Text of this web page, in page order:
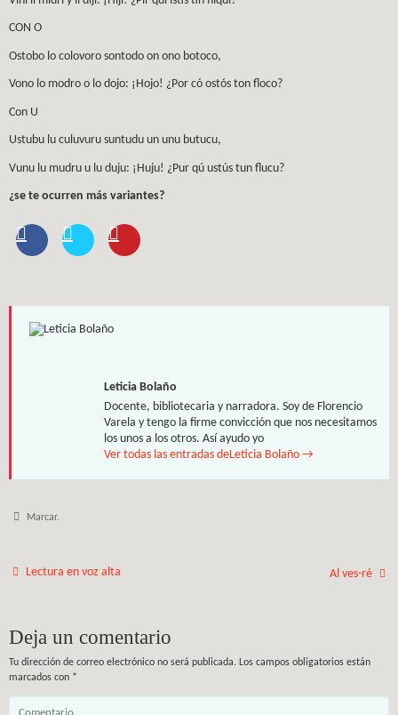
CON O
Ostobo lo colovoro sontodo on ono botoco,
Vono lo modro o lo dojo: ¡Hojo! ¿Por có ostós ton floco?
Con U
Ustubu lu culuvuru suntudu un unu butucu,
Vunu lu mudru u lu duju: ¡Huju! ¿Pur qú ustús tun flucu?
¿se te ocurren más variantes?
Leticia Bolaño
Docente, bibliotecaria y narradora. Soy de Florencio
Varela y tengo la firme convicción que nos necesitamos
los unos a los otros. Así ayudo yo
Ver todas las entradas deLeticia Bolaño →
Marcar.
Lectura en voz alta Al ves-ré
Deja un comentario
Tu dirección de correo electrónico no será publicada. Los campos obligatorios están
marcados con *